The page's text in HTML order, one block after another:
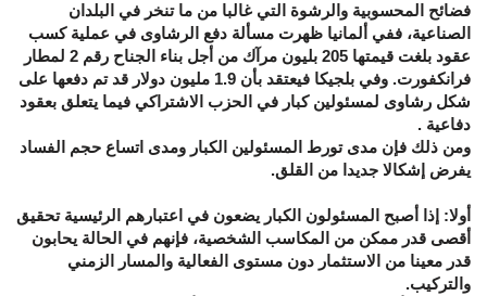
فضائح المحسوبية والرشوة التي غالبا من ما تنخر في البلدان
الصناعية، ففي ألمانيا ظهرت مسألة دفع الرشاوى في عملية كسب
عقود بلغت قيمتها 205 بليون مرآك من أجل بناء الجناح رقم 2 لمطار
فرانكفورت. وفي بلجيكا فيعتقد بأن 1.9 مليون دولار قد تم دفعها على
شكل رشاوى لمسئولين كبار في الحزب الاشتراكي فيما يتعلق بعقود
دفاعية .
ومن ذلك فإن مدى تورط المسئولين الكبار ومدى اتساع حجم الفساد
يفرض إشكالا جديدا من القلق.
أولا: إذا أصبح المسئولون الكبار يضعون في اعتبارهم الرئيسية تحقيق
أقصى قدر ممكن من المكاسب الشخصية، فإنهم في الحالة يحابون
قدر معينا من الاستثمار دون مستوى الفعالية والمسار الزمني
والتركيب.